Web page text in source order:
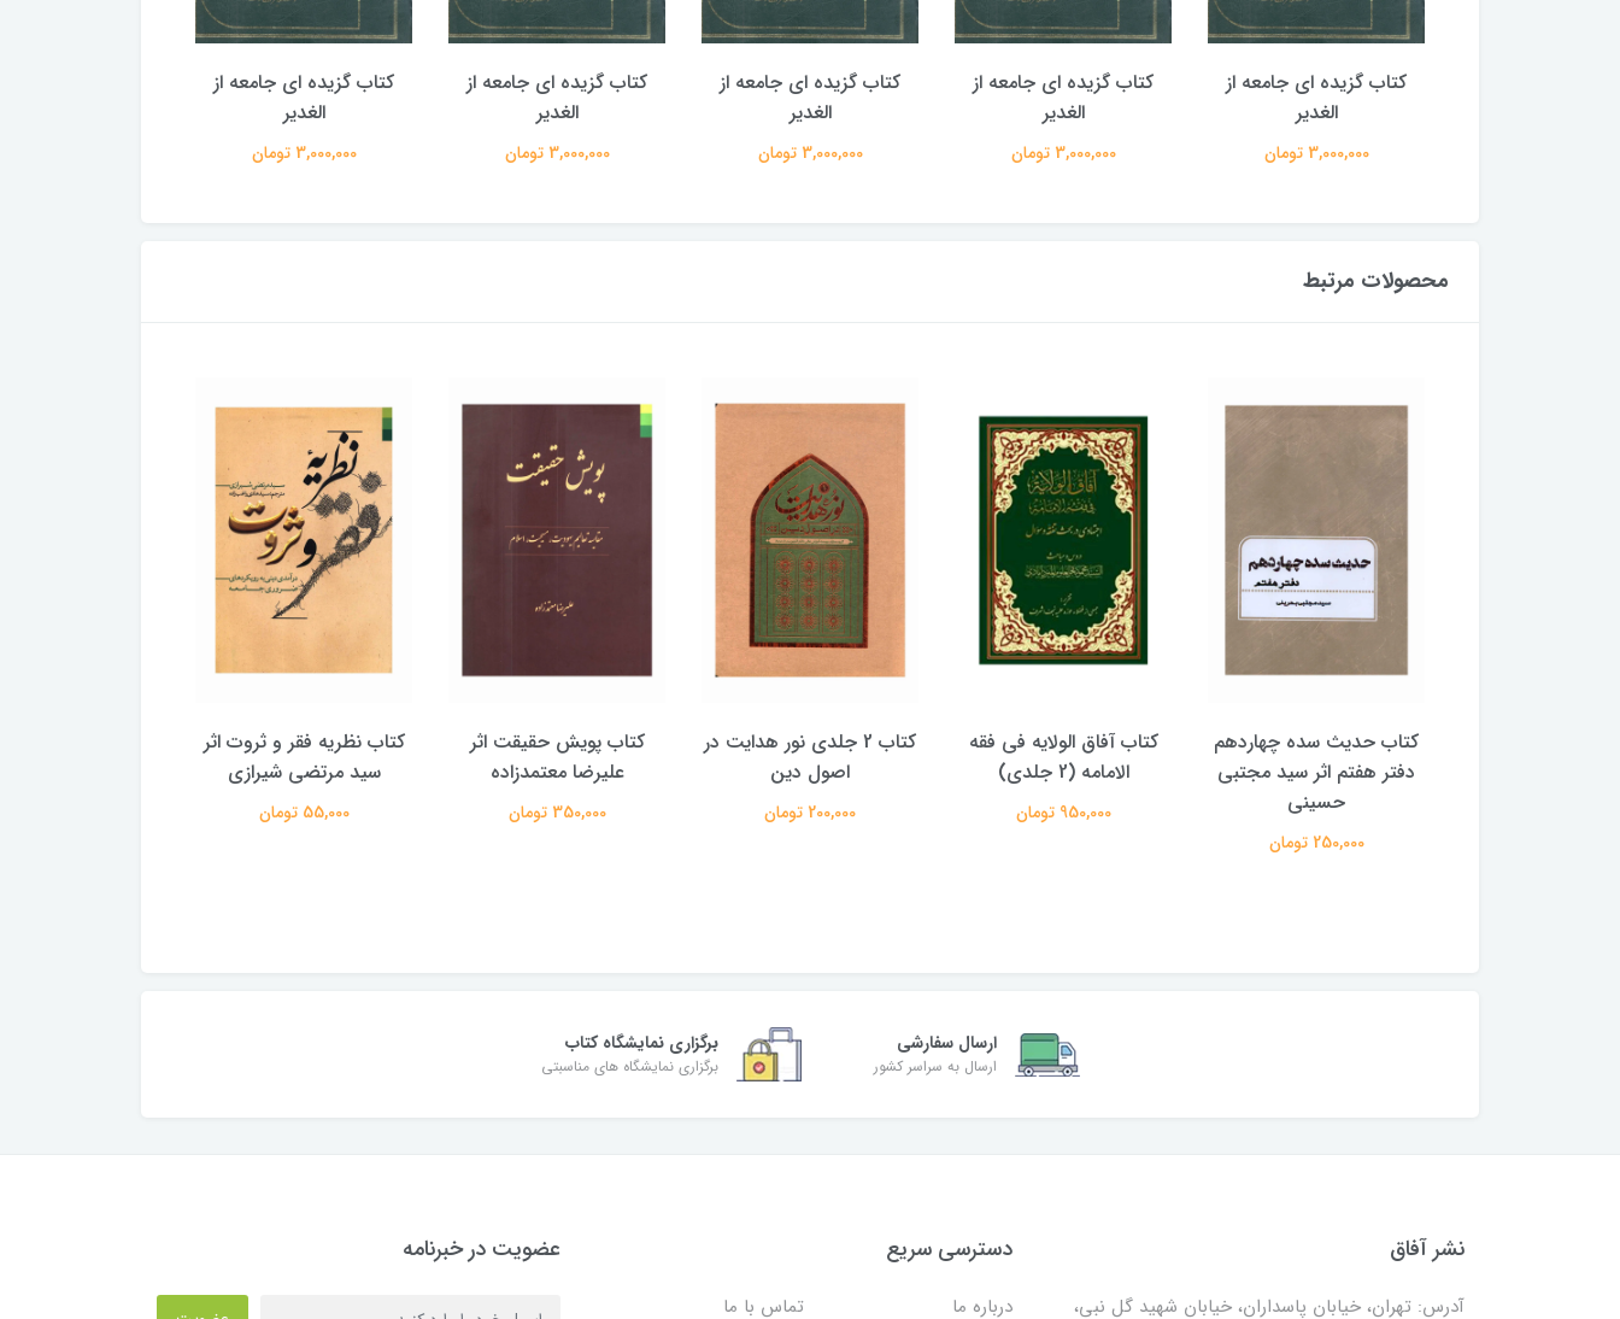
کتاب گزیده ای جامعه از
الغدیر
3,000,000 تومان
کتاب گزیده ای جامعه از
الغدیر
3,000,000 تومان
کتاب گزیده ای جامعه از
الغدیر
3,000,000 تومان
کتاب گزیده ای جامعه از
الغدیر
3,000,000 تومان
کتاب گزیده ای جامعه از
الغدیر
3,000,000 تومان
محصولات مرتبط
کتاب حدیث سده چهاردهم
دفتر هفتم اثر سید مجتبی
حسینی
250,000 تومان
کتاب آفاق الولایه فی فقه
الامامه (2 جلدی)
950,000 تومان
کتاب 2 جلدی نور هدایت در
اصول دین
200,000 تومان
کتاب پویش حقیقت اثر
علیرضا معتمدزاده
350,000 تومان
کتاب نظریه فقر و ثروت اثر
سید مرتضی شیرازی
55,000 تومان
ارسال سفارشی
ارسال به سراسر کشور
برگزاری نمایشگاه کتاب
برگزاری نمایشگاه های مناسبتی
نشر آفاق
آدرس: تهران، خیابان پاسداران، خیابان شهید گل نبی،
دسترسی سریع
درباره ما تماس با ما
عضویت در خبرنامه